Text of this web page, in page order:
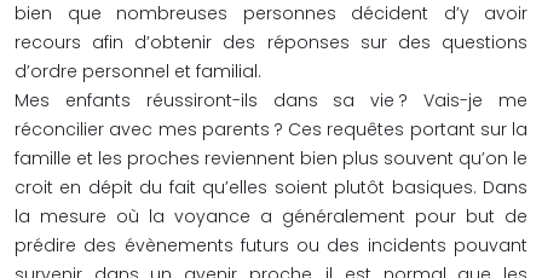
bien que nombreuses personnes décident d’y avoir
recours afin d’obtenir des réponses sur des questions
d’ordre personnel et familial.
Mes enfants réussiront-ils dans sa vie ? Vais-je me
réconcilier avec mes parents ? Ces requêtes portant sur la
famille et les proches reviennent bien plus souvent qu’on le
croit en dépit du fait qu’elles soient plutôt basiques. Dans
la mesure où la voyance a généralement pour but de
prédire des évènements futurs ou des incidents pouvant